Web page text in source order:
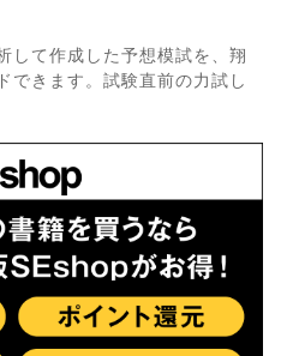
して作成した予想模試を、翔
できます。試験直前の力試し